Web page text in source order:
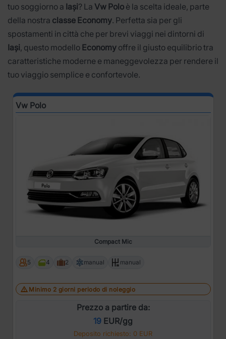
tuo soggiorno a Iași? La Vw Polo è la scelta ideale, parte
della nostra classe Economy. Perfetta sia per gli
spostamenti in città che per brevi viaggi nei dintorni di
Iași, questo modello Economy offre il giusto equilibrio tra
caratteristiche moderne e maneggevolezza per rendere il
tuo viaggio semplice e confortevole.
Vw Polo
Compact Mic
5 4 2 manual manual
Minimo 2 giorni periodo di noleggio
Prezzo a partire da:
19 EUR/gg
Deposito richiesto: 0 EUR